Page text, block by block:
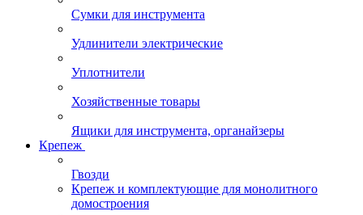
Сумки для инструмента
Удлинители электрические
Уплотнители
Хозяйственные товары
Ящики для инструмента, органайзеры
Крепеж
Гвозди
Крепеж и комплектующие для монолитного
домостроения